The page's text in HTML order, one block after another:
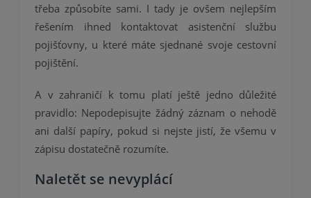
třeba způsobíte sami. I tady je ovšem nejlepším
řešením ihned kontaktovat asistenční službu
pojišťovny, u které máte sjednané svoje cestovní
pojištění.
A v zahraničí k tomu platí ještě jedno důležité
pravidlo: Nepodepisujte žádný záznam o nehodě
ani další papíry, pokud si nejste jistí, že všemu v
zápisu dostatečně rozumíte.
Naletět se nevyplácí